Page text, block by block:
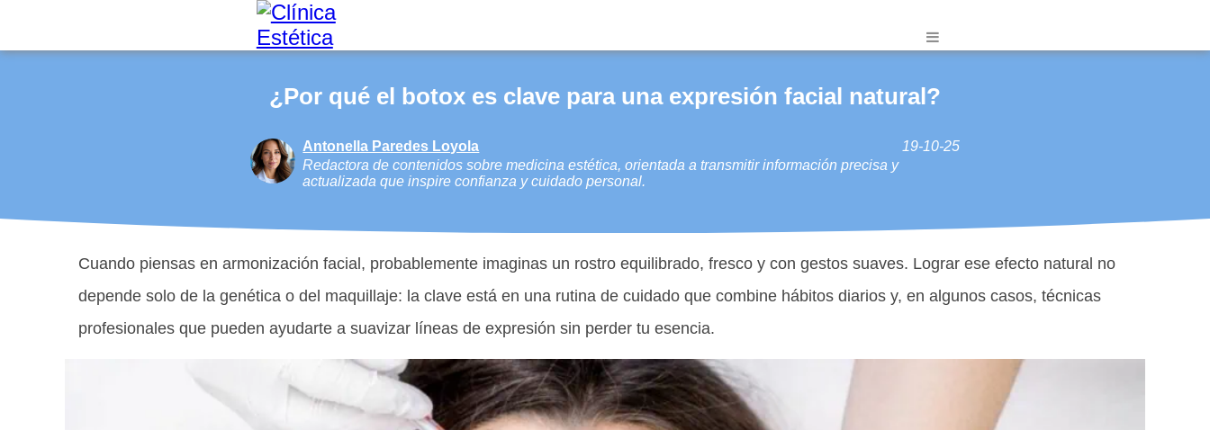
¿Por qué el botox es clave para una expresión facial natural?
Antonella Paredes Loyola
19-10-25
Redactora de contenidos sobre medicina estética, orientada a transmitir información precisa y
actualizada que inspire confianza y cuidado personal.
Cuando piensas en armonización facial, probablemente imaginas un rostro equilibrado, fresco y con gestos suaves. Lograr ese efecto natural no
depende solo de la genética o del maquillaje: la clave está en una rutina de cuidado que combine hábitos diarios y, en algunos casos, técnicas
profesionales que pueden ayudarte a suavizar líneas de expresión sin perder tu esencia.